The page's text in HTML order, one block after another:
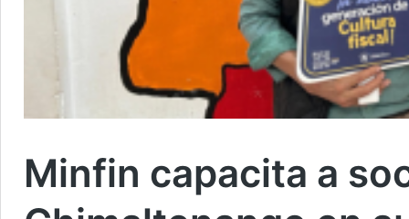
Minfin capacita a